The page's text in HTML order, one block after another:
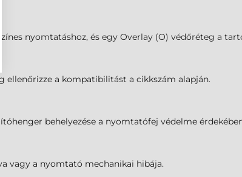
nyomtatáshoz, és egy Overlay (O) védőréteg a
ellenőrizze a kompatibilitást a cikkszám alapján.
behelyezése a nyomtatófej védelme
vagy a nyomtató mechanikai hibája.